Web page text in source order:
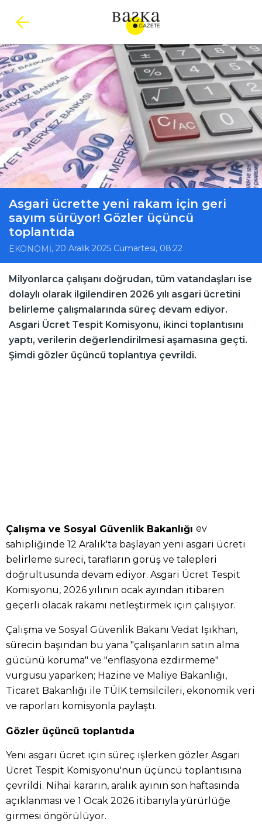
Asgari ücrette yeni rakam için geri
sayım sürüyor! Gözler üçüncü
toplantıda
EKONOMİ, 20 Aralık 2025 Cumartesi, 08:22
Milyonlarca çalışanı doğrudan, tüm vatandaşları ise
dolaylı olarak ilgilendiren 2026 yılı asgari ücretini
belirleme çalışmalarında süreç devam ediyor.
Asgari Ücret Tespit Komisyonu, ikinci toplantısını
yaptı, verilerin değerlendirilmesi aşamasına geçti.
Şimdi gözler üçüncü toplantıya çevrildi.
Çalışma ve Sosyal Güvenlik Bakanlığı ev
sahipliğinde 12 Aralık'ta başlayan yeni asgari ücreti
belirleme süreci, tarafların görüş ve talepleri
doğrultusunda devam ediyor. Asgari Ücret Tespit
Komisyonu, 2026 yılının ocak ayından itibaren
geçerli olacak rakamı netleştirmek için çalışıyor.
Çalışma ve Sosyal Güvenlik Bakanı Vedat Işıkhan,
sürecin başından bu yana "çalışanların satın alma
gücünü koruma" ve "enflasyona ezdirmeme"
vurgusu yaparken; Hazine ve Maliye Bakanlığı,
Ticaret Bakanlığı ile TÜİK temsilcileri, ekonomik veri
ve raporları komisyonla paylaştı.
Gözler üçüncü toplantıda
Yeni asgari ücret için süreç işlerken gözler Asgari
Ücret Tespit Komisyonu'nun üçüncü toplantısına
çevrildi. Nihai kararın, aralık ayının son haftasında
açıklanması ve 1 Ocak 2026 itibarıyla yürürlüğe
girmesi öngörülüyor.